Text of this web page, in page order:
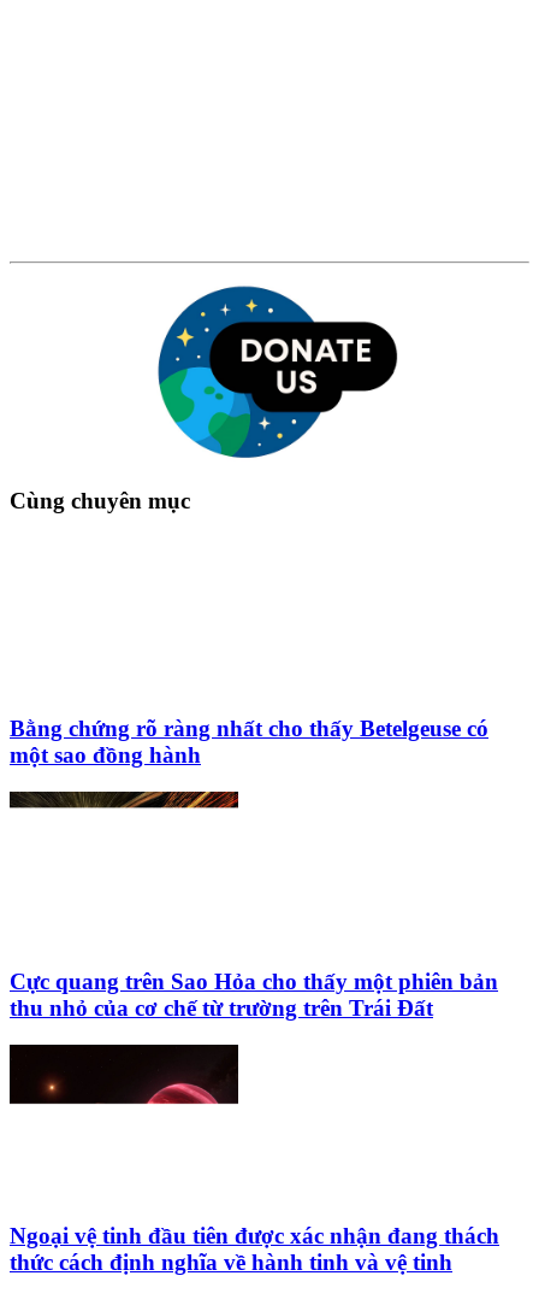
Cùng chuyên mục
Bằng chứng rõ ràng nhất cho thấy Betelgeuse có
một sao đồng hành
Cực quang trên Sao Hỏa cho thấy một phiên bản
thu nhỏ của cơ chế từ trường trên Trái Đất
Ngoại vệ tinh đầu tiên được xác nhận đang thách
thức cách định nghĩa về hành tinh và vệ tinh